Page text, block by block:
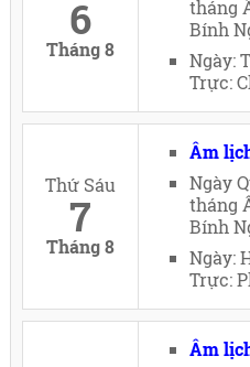
6
Tháng 8
tháng
Bính
Ngày:
Trực:
Thứ Sáu
7
Tháng 8
Âm
Ngày
tháng
Bính
Ngày:
Trực:
Âm